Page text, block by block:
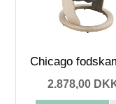
Chicago
2.878,00